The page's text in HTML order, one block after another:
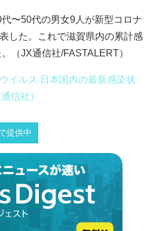
〜50代の男女9人が新型コロナ
した。これで滋賀県内の累計感
（JX通信社/FASTALERT）
イルス 日本国内の最新感染状
信社）
提供中